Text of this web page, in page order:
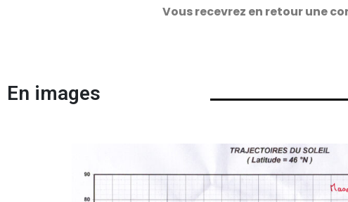
Vous recevrez en retour une
En images